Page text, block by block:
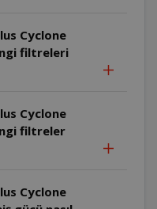
Cyclone
filtreleri
Cyclone
filtreler
Cyclone